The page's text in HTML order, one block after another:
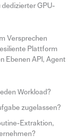
GPU-
Versprechen
Plattform
Ebenen API, Agent
Workload?
zugelassen?
Extraktion,